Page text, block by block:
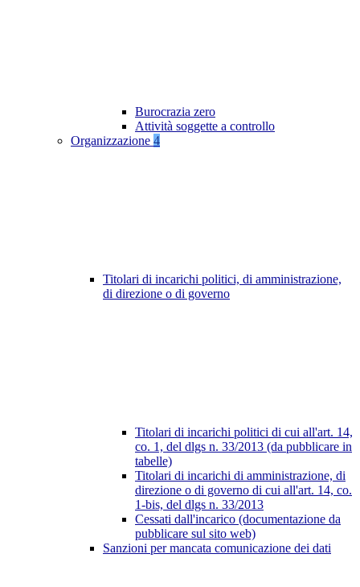
Burocrazia zero
Attività soggette a controllo
Organizzazione 4
Titolari di incarichi politici, di amministrazione,
di direzione o di governo
Titolari di incarichi politici di cui all'art. 14,
co. 1, del dlgs n. 33/2013 (da pubblicare in
tabelle)
Titolari di incarichi di amministrazione, di
direzione o di governo di cui all'art. 14, co.
1-bis, del dlgs n. 33/2013
Cessati dall'incarico (documentazione da
pubblicare sul sito web)
Sanzioni per mancata comunicazione dei dati